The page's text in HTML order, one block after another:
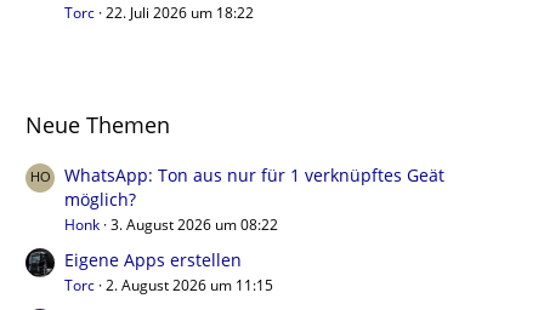
Torc 22. Juli 2026 um 18:22
Neue Themen
WhatsApp: Ton aus nur für 1 verknüpftes Geät
möglich?
Honk 3. August 2026 um 08:22
Eigene Apps erstellen
Torc 2. August 2026 um 11:15